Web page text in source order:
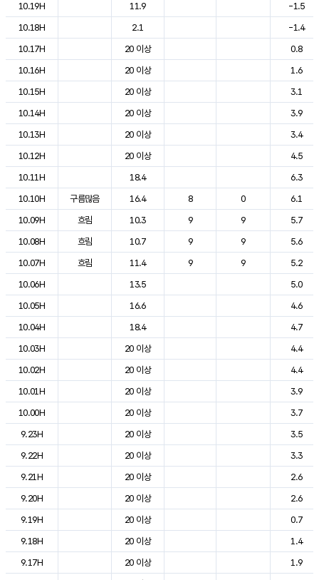
10.19H
11.9
-1.5
10.18H
2.1
-1.4
10.17H
20 이상
0.8
10.16H
20 이상
1.6
10.15H
20 이상
3.1
10.14H
20 이상
3.9
10.13H
20 이상
3.4
10.12H
20 이상
4.5
10.11H
18.4
6.3
10.10H
구름많음 16.4 8 0
6.1
10.09H
흐림 10.3 9 9
5.7
10.08H
흐림 10.7 9 9
5.6
10.07H
흐림 11.4 9 9
5.2
10.06H
13.5
5.0
10.05H
16.6
4.6
10.04H
18.4
4.7
10.03H
20 이상
4.4
10.02H
20 이상
4.4
10.01H
20 이상
3.9
10.00H
20 이상
3.7
9.23H
20 이상
3.5
9.22H
20 이상
3.3
9.21H
20 이상
2.6
9.20H
20 이상
2.6
9.19H
20 이상
0.7
9.18H
20 이상
1.4
9.17H
20 이상
1.9